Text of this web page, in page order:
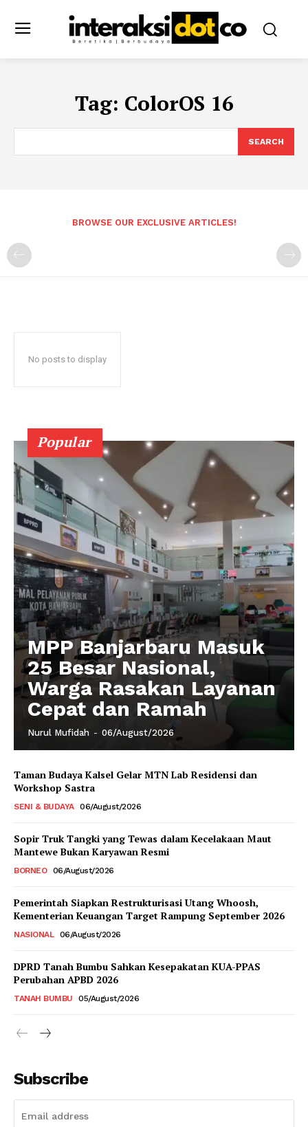
Tag: ColorOS 16
SEARCH
BROWSE OUR EXCLUSIVE ARTICLES!
No posts to display
Popular
MPP Banjarbaru Masuk
25 Besar Nasional,
Warga Rasakan Layanan
Cepat dan Ramah
Nurul Mufidah - 06/August/2026
Taman Budaya Kalsel Gelar MTN Lab Residensi dan
Workshop Sastra
SENI & BUDAYA 06/August/2026
Sopir Truk Tangki yang Tewas dalam Kecelakaan Maut
Mantewe Bukan Karyawan Resmi
BORNEO 06/August/2026
Pemerintah Siapkan Restrukturisasi Utang Whoosh,
Kementerian Keuangan Target Rampung September 2026
NASIONAL 06/August/2026
DPRD Tanah Bumbu Sahkan Kesepakatan KUA-PPAS
Perubahan APBD 2026
TANAH BUMBU 05/August/2026
Subscribe